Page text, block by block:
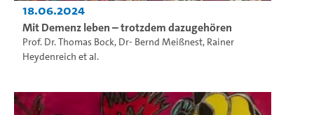
18.06.2024
Mit Demenz leben – trotzdem dazugehören
Prof. Dr. Thomas Bock, Dr- Bernd Meißnest, Rainer
Heydenreich et al.